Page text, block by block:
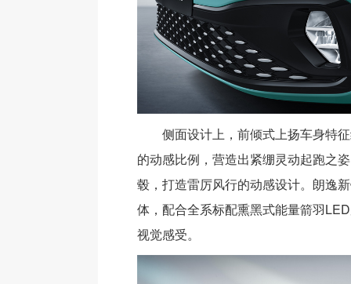
侧面设计上，前倾式上扬车身特
的动感比例，营造出紧绷灵动起跑之
毂，打造雷厉风行的动感设计。朗逸
体，配合全系标配熏黑式能量箭羽
视觉感受。